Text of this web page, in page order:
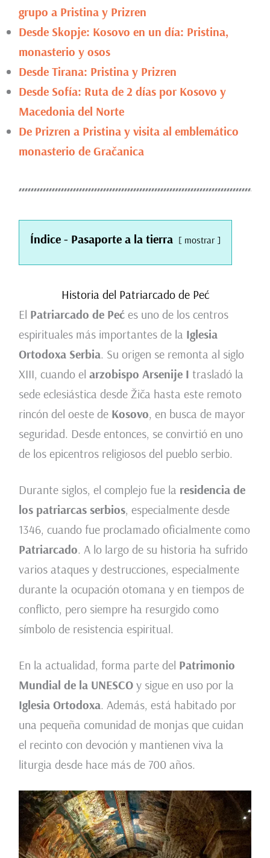
grupo a Pristina y Prizren
Desde Skopje: Kosovo en un día: Pristina,
monasterio y osos
Desde Tirana: Pristina y Prizren
Desde Sofía: Ruta de 2 días por Kosovo y
Macedonia del Norte
De Prizren a Pristina y visita al emblemático
monasterio de Gračanica
Índice - Pasaporte a la tierra mostrar
Historia del Patriarcado de Peć
El Patriarcado de Pećes uno de los centros
espirituales más importantes de la Iglesia
Ortodoxa Serbia. Su origen se remonta al siglo
XIII, cuando el arzobispo Arsenije I trasladó la
sede eclesiástica desde Žiča hasta este remoto
rincón del oeste de Kosovo, en busca de mayor
seguridad. Desde entonces, se convirtió en uno
de los epicentros religiosos del pueblo serbio.
Durante siglos, el complejo fue la residencia de
los patriarcas serbios, especialmente desde
1346, cuando fue proclamado oficialmente como
Patriarcado. A lo largo de su historia ha sufrido
varios ataques y destrucciones, especialmente
durante la ocupación otomana y en tiempos de
conflicto, pero siempre ha resurgido como
símbolo de resistencia espiritual.
En la actualidad, forma parte del Patrimonio
Mundial de la UNESCOy sigue en uso por la
Iglesia Ortodoxa. Además, está habitado por
una pequeña comunidad de monjas que cuidan
el recinto con devoción y mantienen viva la
liturgia desde hace más de 700 años.